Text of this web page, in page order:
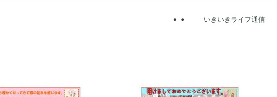
Homeいきいきライフ通信